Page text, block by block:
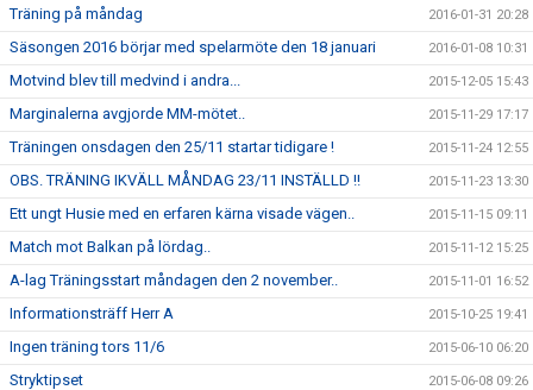
Träning på måndag 2016-01-31 20:28
Säsongen 2016 börjar med spelarmöte den 18 januari 2016-01-08 10:31
Motvind blev till medvind i andra... 2015-12-05 15:43
Marginalerna avgjorde MM-mötet.. 2015-11-29 17:17
Träningen onsdagen den 25/11 startar tidigare ! 2015-11-24 12:55
OBS. TRÄNING IKVÄLL MÅNDAG 23/11 INSTÄLLD !! 2015-11-23 13:30
Ett ungt Husie med en erfaren kärna visade vägen.. 2015-11-15 09:11
Match mot Balkan på lördag.. 2015-11-12 15:25
A-lag Träningsstart måndagen den 2 november.. 2015-11-01 16:52
Informationsträff Herr A 2015-10-25 19:41
Ingen träning tors 11/6 2015-06-10 06:20
Stryktipset 2015-06-08 09:26